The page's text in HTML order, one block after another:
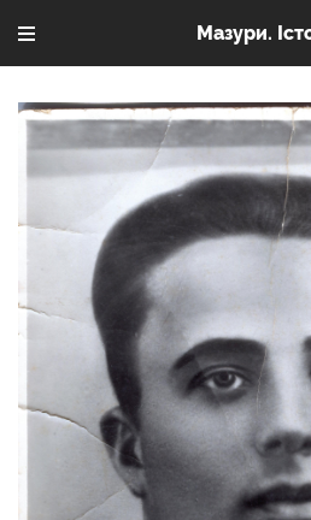
Мазури.